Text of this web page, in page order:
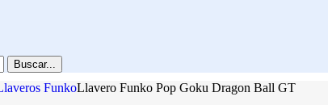
Buscar...
FunkoLlavero Funko Pop Goku Dragon Ball GT